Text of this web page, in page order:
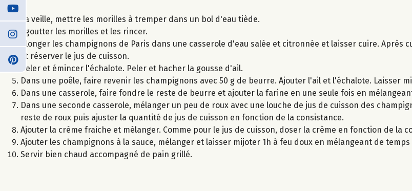
La veille, mettre les morilles à tremper dans un bol d'eau tiède.
Egoutter les morilles et les rincer.
Plonger les champignons de Paris dans une casserole d'eau salée et citronnée et laisser cuire. Après
et réserver le jus de cuisson.
Peler et émincer l'échalote. Peler et hacher la gousse d'ail.
Dans une poêle, faire revenir les champignons avec 50 g de beurre. Ajouter l'ail et l'échalote. Laisser
Dans une casserole, faire fondre le reste de beurre et ajouter la farine en une seule fois en
Dans une seconde casserole, mélanger un peu de roux avec une louche de jus de cuisson des
reste de roux puis ajuster la quantité de jus de cuisson en fonction de la consistance.
Ajouter la crème fraiche et mélanger. Comme pour le jus de cuisson, doser la crème en fonction de la
Ajouter les champignons à la sauce, mélanger et laisser mijoter 1h à feu doux en mélangeant de
Servir bien chaud accompagné de pain grillé.